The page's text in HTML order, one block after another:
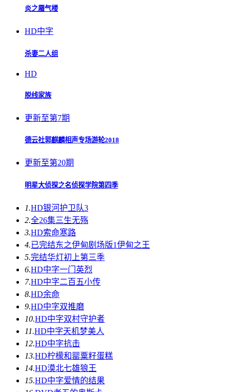
炎之蜃气楼
HD中字
杀妻二人组
HD
脱线家族
更新至第7期
德云社郭麒麟相声专场游轮2018
更新至第20期
明星大侦探之名侦探学院第四季
1.HD银河护卫队3
2.全26集三生无殇
3.HD索命寒路
4.已完结东之伊甸剧场版1伊甸之王
5.完结华灯初上第三季
6.HD中字一门英烈
7.HD中字二百五小传
8.HD余命
9.HD中字双推磨
10.HD中字双村守护者
11.HD中字天机梦美人
12.HD中字抗击
13.HD柠檬和罂粟籽蛋糕
14.HD漠北七雄狼王
15.HD中字爱情的结果